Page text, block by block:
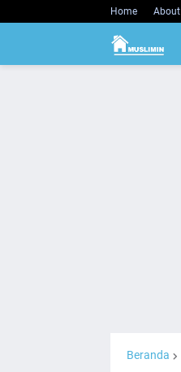
Home About
Beranda